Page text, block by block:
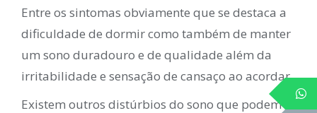
Entre os sintomas obviamente que se destaca a
dificuldade de dormir como também de manter
um sono duradouro e de qualidade além da
irritabilidade e sensação de cansaço ao acordar.
Existem outros distúrbios do sono que podem